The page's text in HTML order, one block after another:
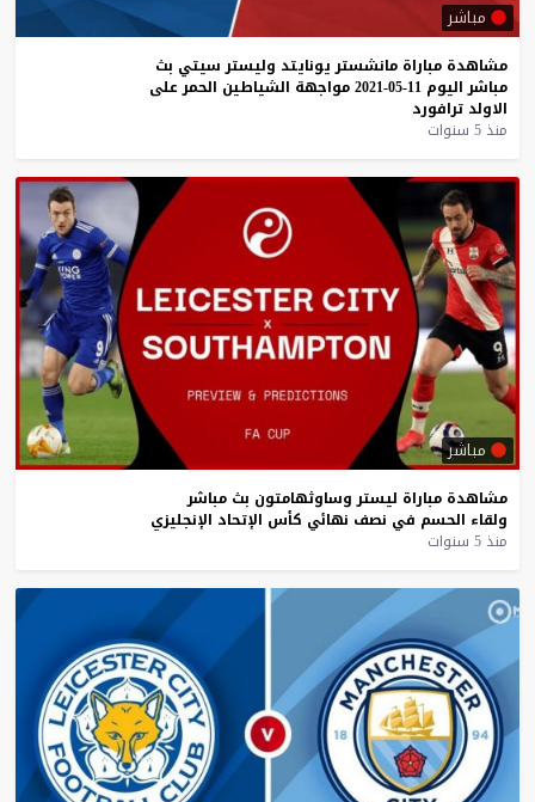
مباشر
مشاهدة مباراة مانشستر يونايتد وليستر سيتي بث
مباشر اليوم 11-05-2021 مواجهة الشياطين الحمر على
الاولد ترافورد
منذ 5 سنوات
مباشر
مشاهدة مباراة ليستر وساوثهامتون بث مباشر
ولقاء الحسم في نصف نهائي كأس الإتحاد الإنجليزي
منذ 5 سنوات